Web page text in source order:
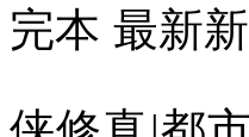
完本 最新